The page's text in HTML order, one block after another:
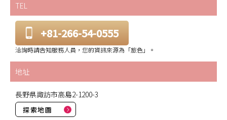
TEL
+81-266-54-0555
洽詢時請告知服務人員，您的資訊來源為「旅色」。
地址
長野県諏訪市高島2-1200-3
探索地圖